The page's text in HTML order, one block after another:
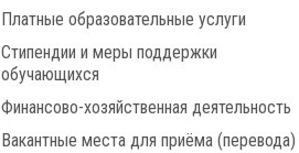
Платные образовательные услуги
Стипендии и меры поддержки
обучающихся
Финансово-хозяйственная деятельность
Вакантные места для приёма (перевода)